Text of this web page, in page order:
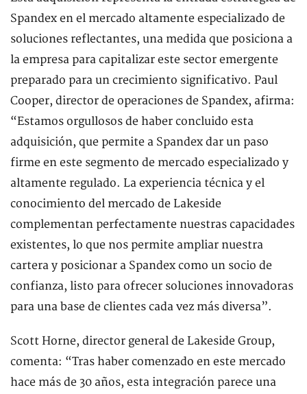
Spandex en el mercado altamente especializado de
soluciones reflectantes, una medida que posiciona a
la empresa para capitalizar este sector emergente
preparado para un crecimiento significativo. Paul
Cooper, director de operaciones de Spandex, afirma:
“Estamos orgullosos de haber concluido esta
adquisición, que permite a Spandex dar un paso
firme en este segmento de mercado especializado y
altamente regulado. La experiencia técnica y el
conocimiento del mercado de Lakeside
complementan perfectamente nuestras capacidades
existentes, lo que nos permite ampliar nuestra
cartera y posicionar a Spandex como un socio de
confianza, listo para ofrecer soluciones innovadoras
para una base de clientes cada vez más diversa”.
Scott Horne, director general de Lakeside Group,
comenta: “Tras haber comenzado en este mercado
hace más de 30 años, esta integración parece una